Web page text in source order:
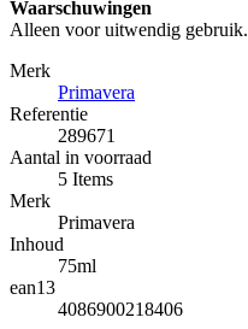
Waarschuwingen
Alleen voor uitwendig gebruik.
Merk
Primavera
Referentie
289671
Aantal in voorraad
5 Items
Merk
Primavera
Inhoud
75ml
ean13
4086900218406